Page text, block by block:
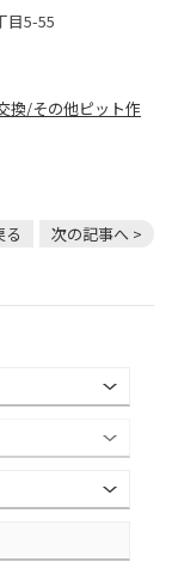
目5-55
換/その他ピット作
る 次の記事へ >